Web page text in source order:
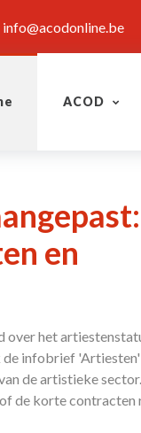
info@acodonline.be
ACOD
en
over het
infobrief 'Artiesten'
de artistieke
de korte contracten